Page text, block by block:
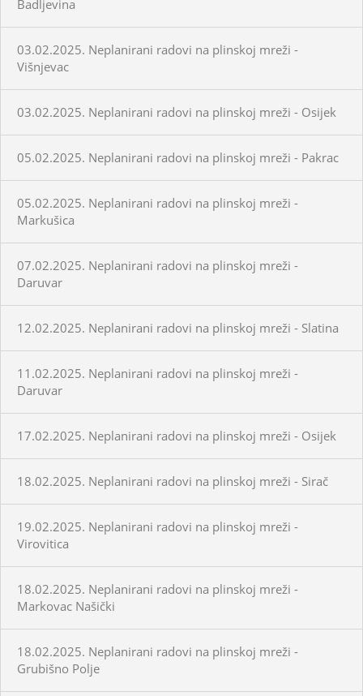
Badljevina
03.02.2025. Neplanirani radovi na plinskoj mreži -
Višnjevac
03.02.2025. Neplanirani radovi na plinskoj mreži - Osijek
05.02.2025. Neplanirani radovi na plinskoj mreži - Pakrac
05.02.2025. Neplanirani radovi na plinskoj mreži -
Markušica
07.02.2025. Neplanirani radovi na plinskoj mreži -
Daruvar
12.02.2025. Neplanirani radovi na plinskoj mreži - Slatina
11.02.2025. Neplanirani radovi na plinskoj mreži -
Daruvar
17.02.2025. Neplanirani radovi na plinskoj mreži - Osijek
18.02.2025. Neplanirani radovi na plinskoj mreži - Sirač
19.02.2025. Neplanirani radovi na plinskoj mreži -
Virovitica
18.02.2025. Neplanirani radovi na plinskoj mreži -
Markovac Našički
18.02.2025. Neplanirani radovi na plinskoj mreži -
Grubišno Polje